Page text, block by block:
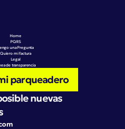
Home
PQRS
una Pregunta
Quiero mi factura
Legal
de transparencia
parqueadero
nuevas